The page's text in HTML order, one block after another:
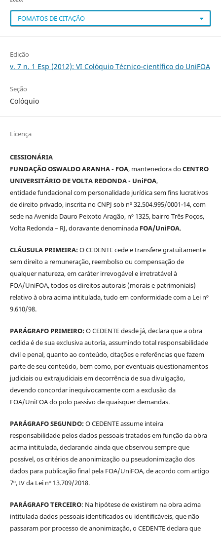
FOMATOS DE CITAÇÃO
Edição
v. 7 n. 1 Esp (2012): VI Colóquio Técnico-científico do UniFOA
Seção
Colóquio
Licença
CESSIONÁRIA
FUNDAÇÃO OSWALDO ARANHA - FOA, mantenedora doCENTRO
UNIVERSITÁRIO DE VOLTA REDONDA - UniFOA,
entidade fundacional com personalidade jurídica sem fins lucrativos
de direito privado, inscrita no CNPJ sob nº 32.504.995/0001-14, com
sede na Avenida Dauro Peixoto Aragão, nº 1325, bairro Três Poços,
Volta Redonda – RJ, doravante denominada FOA/UniFOA.
CLÁUSULA PRIMEIRA:O CEDENTE cede e transfere gratuitamente
sem direito a remuneração, reembolso ou compensação de
qualquer natureza, em caráter irrevogável e irretratável à
FOA/UniFOA, todos os direitos autorais (morais e patrimoniais)
relativo à obra acima intitulada, tudo em conformidade com a Lei nº
9.610/98.
PARÁGRAFO PRIMEIRO:O CEDENTE desde já, declara que a obra
cedida é de sua exclusiva autoria, assumindo total responsabilidade
civil e penal, quanto ao conteúdo, citações e referências que fazem
parte de seu conteúdo, bem como, por eventuais questionamentos
judiciais ou extrajudiciais em decorrência de sua divulgação,
devendo concordar inequivocamente com a exclusão da
FOA/UniFOA do polo passivo de quaisquer demandas.
PARÁGRAFO SEGUNDO:O CEDENTE assume inteira
responsabilidade pelos dados pessoais tratados em função da obra
acima intitulada, declarando ainda que observou sempre que
possível, os critérios de anonimização ou pseudonimização dos
dados para publicação final pela FOA/UniFOA, de acordo com artigo
7º, IV da Lei nº 13.709/2018.
PARÁGRAFO TERCEIRO: Na hipótese de existirem na obra acima
intitulada dados pessoais identificados ou identificáveis, que não
passaram por processo de anonimização, o CEDENTE declara que